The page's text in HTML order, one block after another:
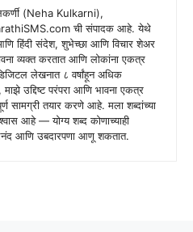
(Neha Kulkarni),
ची संपादक आहे. येथे
हिंदी संदेश, शुभेच्छा आणि विचार शेअर
व्यक्त करतात आणि लोकांना एकत्र
लेखनात ८ वर्षांहून अधिक
उद्दिष्ट परंपरा आणि भावना एकत्र
सामग्री तयार करणे आहे. मला शब्दांच्या
आहे — योग्य शब्द कोणाच्याही
आणि उबदारपणा आणू शकतात.